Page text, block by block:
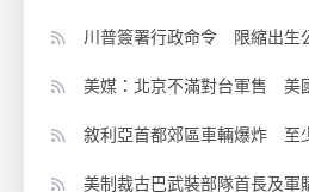
川普簽署行政命令 限縮出生
美媒：北京不滿對台軍售 美
敘利亞首都郊區車輛爆炸 至
美制裁古巴武裝部隊首長及